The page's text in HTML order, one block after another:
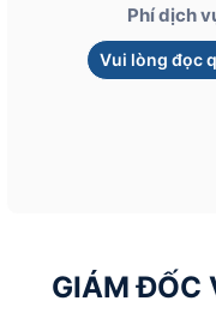
Phí dịch
Vui lòng đọc
GIÁM ĐỐC